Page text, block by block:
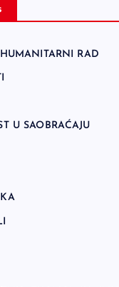
RAD
U SAOBRAĆAJU